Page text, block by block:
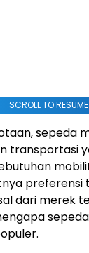
SCROLL TO
sepeda
transportasi
dari merek